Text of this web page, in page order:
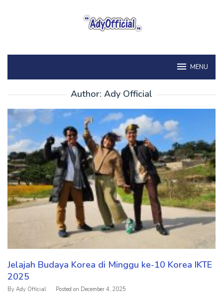
MENU
Author: Ady Official
Jelajah Budaya Korea di Minggu ke-10 Korea IKTE
2025
By Ady Official Posted on December 4, 2025